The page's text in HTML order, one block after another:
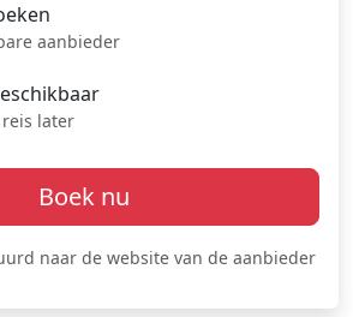
aanbieder
reis later
Boek nu
naar de website van de aanbieder